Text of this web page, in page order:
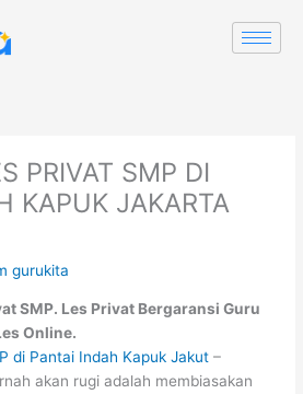
PRIVAT SMP DI
KAPUK JAKARTA
gurukita
SMP. Les Privat Bergaransi Guru
Online.
di Pantai Indah Kapuk Jakut –
akan rugi adalah membiasakan